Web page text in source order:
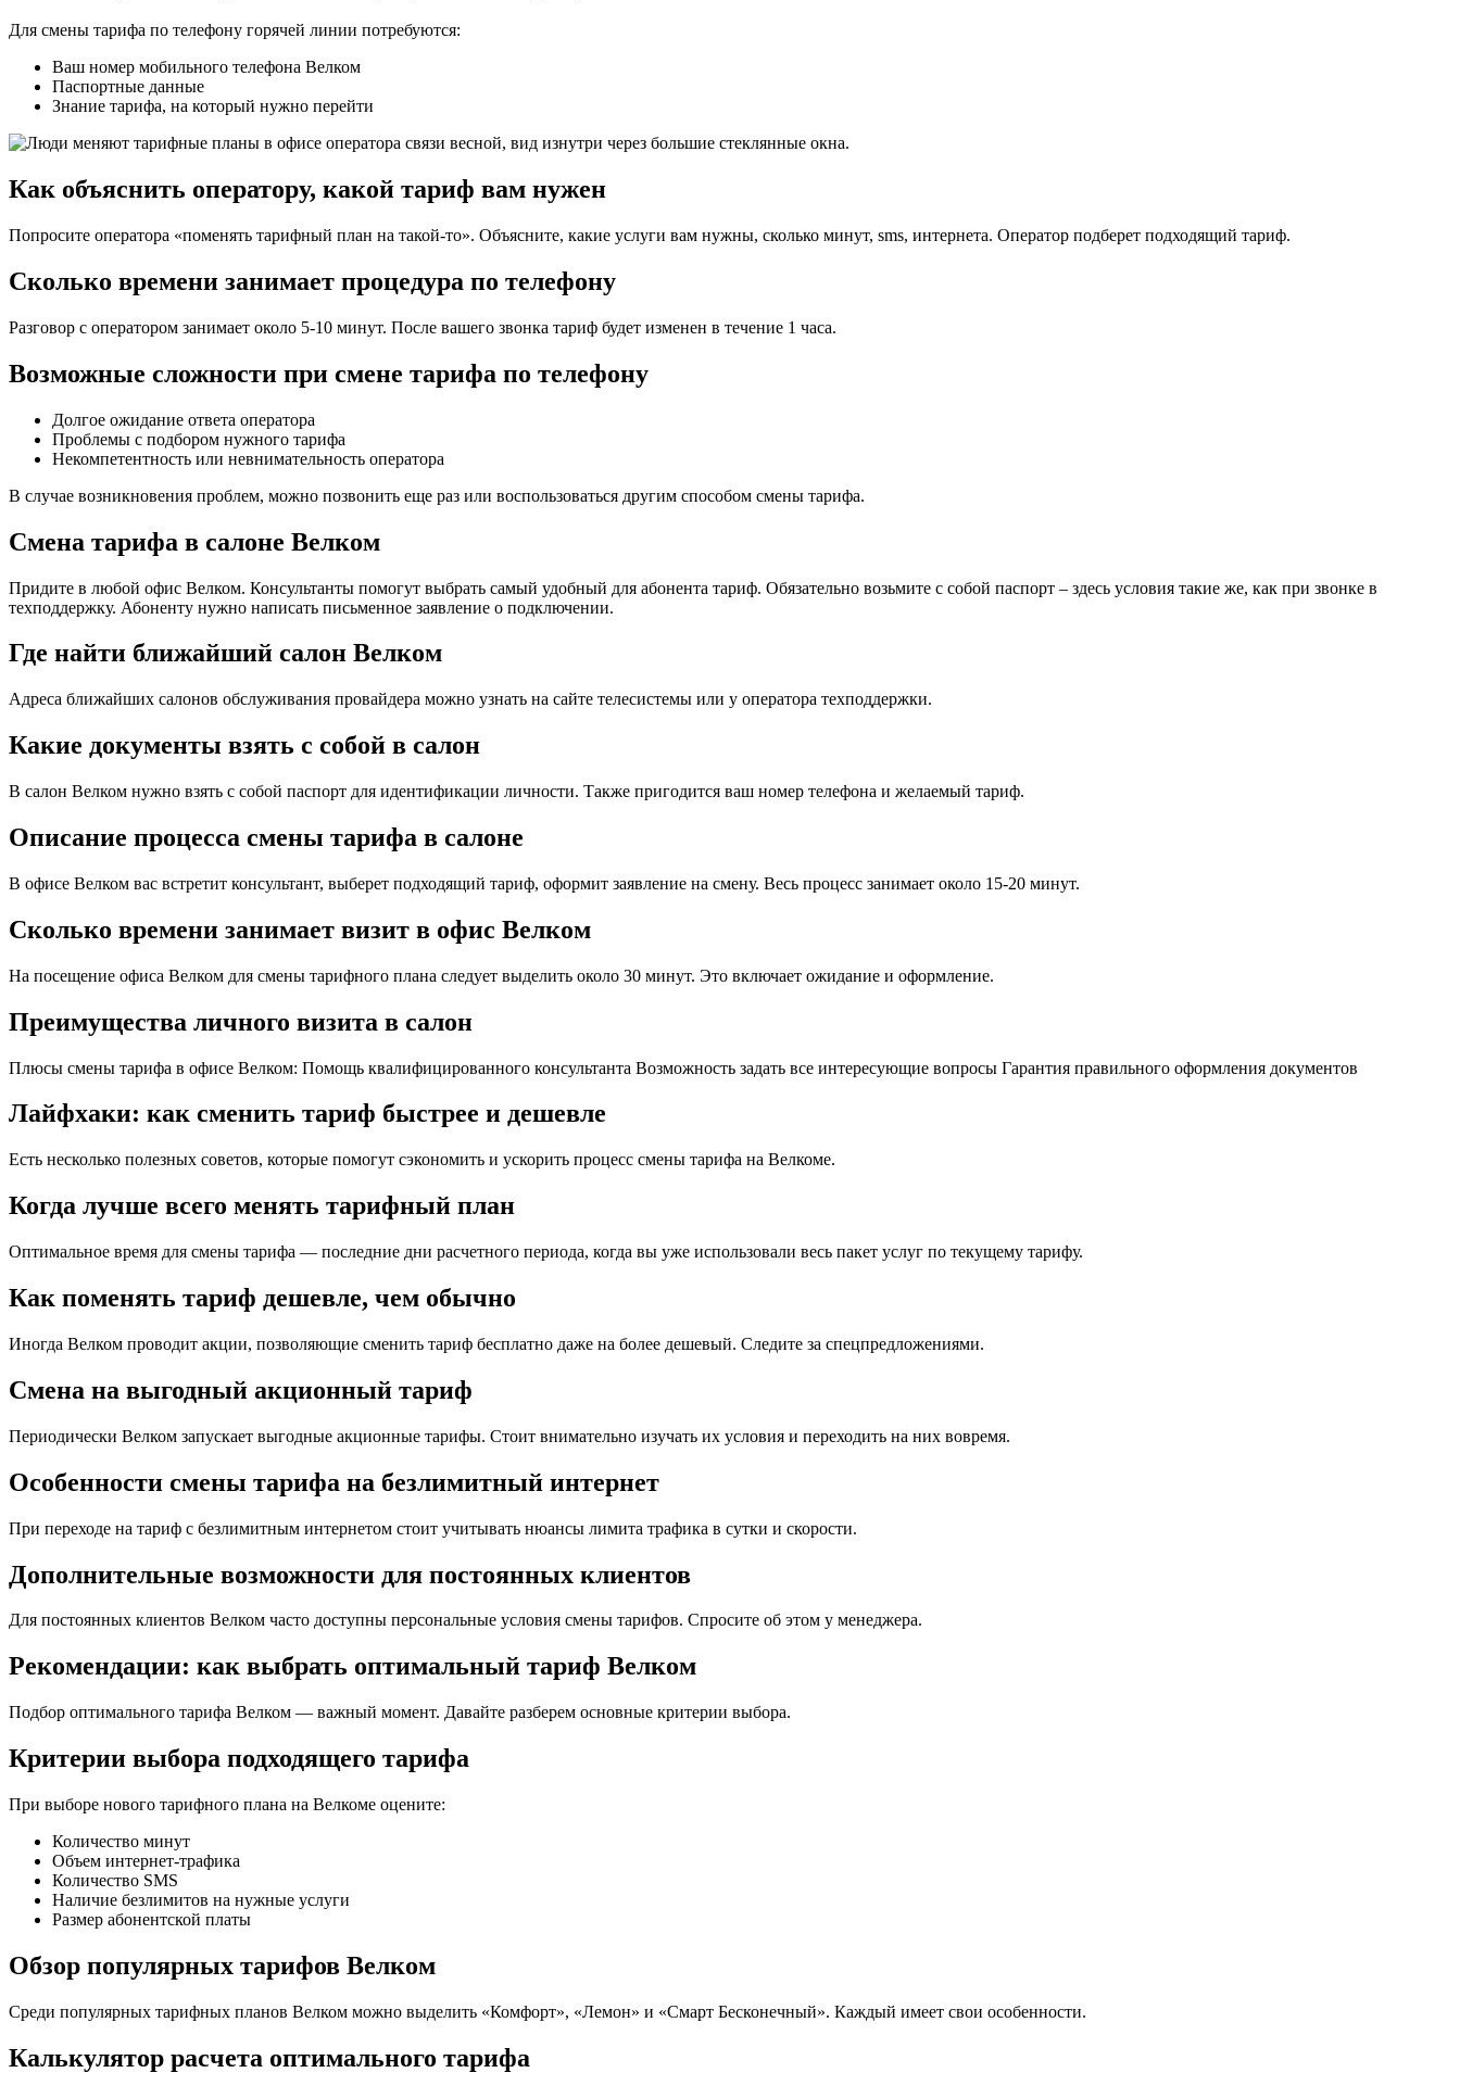
Для смены тарифа по телефону горячей линии потребуются:
Ваш номер мобильного телефона Велком
Паспортные данные
Знание тарифа, на который нужно перейти
Как объяснить оператору, какой тариф вам нужен
Попросите оператора «поменять тарифный план на такой-то». Объясните, какие услуги вам нужны, сколько минут, sms, интернета. Оператор подберет подходящий тариф.
Сколько времени занимает процедура по телефону
Разговор с оператором занимает около 5-10 минут. После вашего звонка тариф будет изменен в течение 1 часа.
Возможные сложности при смене тарифа по телефону
Долгое ожидание ответа оператора
Проблемы с подбором нужного тарифа
Некомпетентность или невнимательность оператора
В случае возникновения проблем, можно позвонить еще раз или воспользоваться другим способом смены тарифа.
Смена тарифа в салоне Велком
Придите в любой офис Велком. Консультанты помогут выбрать самый удобный для абонента тариф. Обязательно возьмите с собой паспорт – здесь условия такие же, как при звонке в
техподдержку. Абоненту нужно написать письменное заявление о подключении.
Где найти ближайший салон Велком
Адреса ближайших салонов обслуживания провайдера можно узнать на сайте телесистемы или у оператора техподдержки.
Какие документы взять с собой в салон
В салон Велком нужно взять с собой паспорт для идентификации личности. Также пригодится ваш номер телефона и желаемый тариф.
Описание процесса смены тарифа в салоне
В офисе Велком вас встретит консультант, выберет подходящий тариф, оформит заявление на смену. Весь процесс занимает около 15-20 минут.
Сколько времени занимает визит в офис Велком
На посещение офиса Велком для смены тарифного плана следует выделить около 30 минут. Это включает ожидание и оформление.
Преимущества личного визита в салон
Плюсы смены тарифа в офисе Велком: Помощь квалифицированного консультанта Возможность задать все интересующие вопросы Гарантия правильного оформления документов
Лайфхаки: как сменить тариф быстрее и дешевле
Есть несколько полезных советов, которые помогут сэкономить и ускорить процесс смены тарифа на Велкоме.
Когда лучше всего менять тарифный план
Оптимальное время для смены тарифа — последние дни расчетного периода, когда вы уже использовали весь пакет услуг по текущему тарифу.
Как поменять тариф дешевле, чем обычно
Иногда Велком проводит акции, позволяющие сменить тариф бесплатно даже на более дешевый. Следите за спецпредложениями.
Смена на выгодный акционный тариф
Периодически Велком запускает выгодные акционные тарифы. Стоит внимательно изучать их условия и переходить на них вовремя.
Особенности смены тарифа на безлимитный интернет
При переходе на тариф с безлимитным интернетом стоит учитывать нюансы лимита трафика в сутки и скорости.
Дополнительные возможности для постоянных клиентов
Для постоянных клиентов Велком часто доступны персональные условия смены тарифов. Спросите об этом у менеджера.
Рекомендации: как выбрать оптимальный тариф Велком
Подбор оптимального тарифа Велком — важный момент. Давайте разберем основные критерии выбора.
Критерии выбора подходящего тарифа
При выборе нового тарифного плана на Велкоме оцените:
Количество минут
Объем интернет-трафика
Количество SMS
Наличие безлимитов на нужные услуги
Размер абонентской платы
Обзор популярных тарифов Велком
Среди популярных тарифных планов Велком можно выделить «Комфорт», «Лемон» и «Смарт Бесконечный». Каждый имеет свои особенности.
Калькулятор расчета оптимального тарифа